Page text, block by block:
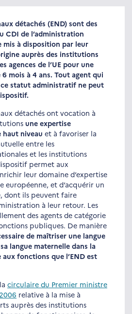
détachés (END) sont des
CDI de l’administration
mis à disposition par leur
auprès des institutions
agences de l’UE pour une
mois à 4 ans. Tout agent qui
ce statut administratif ne peut
détachés ont vocation à
une expertise
haut niveau et à favoriser la
entre les
et les institutions
permet aux
leur domaine d’expertise
européenne, et d’acquérir un
dont ils peuvent faire
à leur retour. Les
des agents de catégorie
publiques. De manière
de maîtriser une langue
langue maternelle dans la
aux fonctions que l’END est
circulaire du Premier ministre
relative à la mise à
auprès des institutions